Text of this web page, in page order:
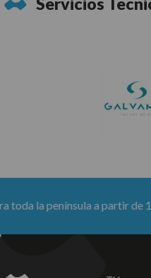
la península a partir de 150 €